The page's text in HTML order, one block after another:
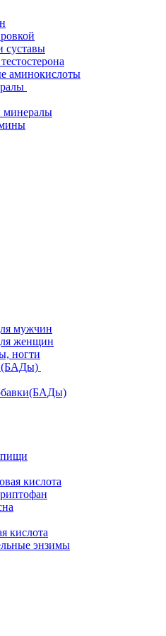
суставы
аминокислоты
мужчин
женщин
ногти
пищи
кислота
кислота
энзимы